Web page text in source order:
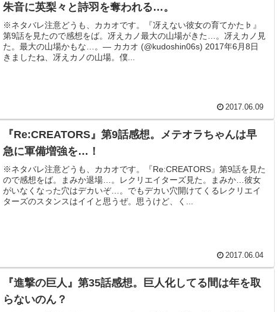
朱音に英梨々と詩羽を奪われる…。
※ネタバレ注意どうも、カカオです。『冴えない彼女の育てかた♭』
第9話を見たので感想をば。冴えカノ最大の山場がきた…。冴えカノ見
た。最大の山場かもな…。— カカオ (@kudoshin06s) 2017年6月8日
きましたね、冴えカノの山場。僕...
2017.06.09
『Re:CREATORS』第9話感想。メテオラちゃんは早
急に軍備増強を…！
※ネタバレ注意どうも、カカオです。『Re:CREATORS』第9話を見た
ので感想をば。まみか退場…。レクリエイターズ見た。まみか…彼女
がいなくなった穴はデカいぞ…。でもデカい穴開けてくるレクリエイ
ターズのスタンスはイイと思うぜ。思うけど、く...
2017.06.04
『進撃の巨人』第35話感想。巨人化してる間は年を取
らないのん？